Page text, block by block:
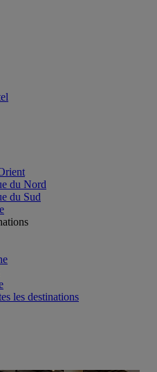
du Nord
du Sud
les destinations